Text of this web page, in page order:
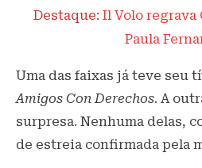
Destaque: Il Volo regrava
Paula
Uma das faixas já teve seu
Amigos Con Derechos. A
surpresa. Nenhuma delas,
de estreia confirmada pela